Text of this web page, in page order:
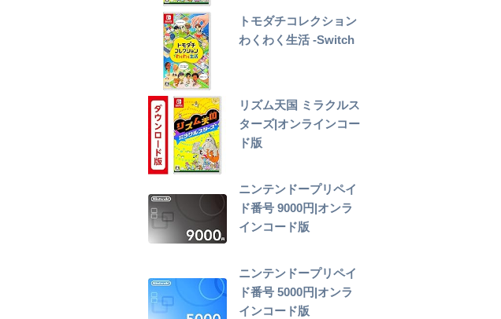
トモダチコレクション
わくわく生活 -Switch
リズム天国 ミラクルス
ターズ|オンラインコー
ド版
ニンテンドープリペイ
ド番号 9000円|オンラ
インコード版
ニンテンドープリペイ
ド番号 5000円|オンラ
インコード版